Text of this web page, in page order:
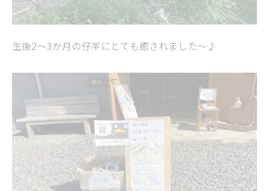
生後2～3か月の仔羊にとても癒されました～♪